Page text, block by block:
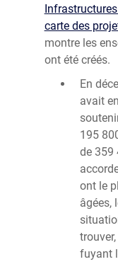
carte des
montre les
ont été créés.
En
avait
195
de 359
ont le
âgées,
fuyant